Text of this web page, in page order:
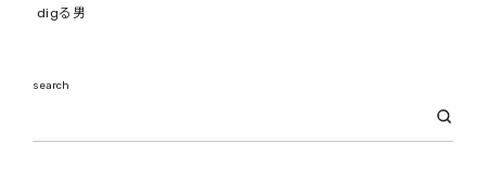
digる男
search